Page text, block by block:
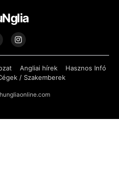
Angliai hírek
Hasznos Infó
/ Szakemberek